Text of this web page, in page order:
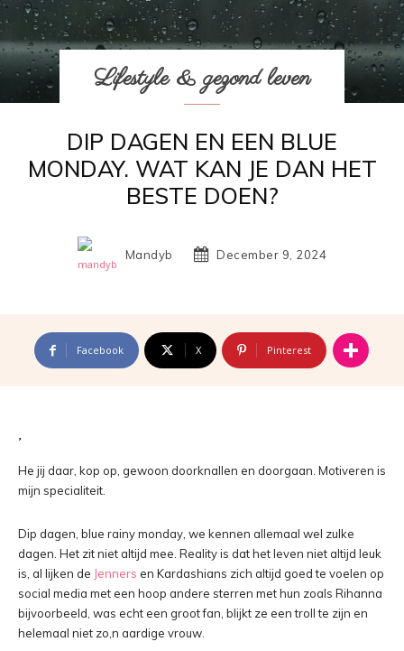
Lifestyle & gezond leven
DIP DAGEN EN EEN BLUE
MONDAY. WAT KAN JE DAN HET
BESTE DOEN?
Mandyb December 9, 2024
Facebook X Pinterest
He jij daar, kop op, gewoon doorknallen en doorgaan. Motiveren is
mijn specialiteit.
Dip dagen, blue rainy monday, we kennen allemaal wel zulke
dagen. Het zit niet altijd mee. Reality is dat het leven niet altijd leuk
is, al lijken de Jenners en Kardashians zich altijd goed te voelen op
social media met een hoop andere sterren met hun zoals Rihanna
bijvoorbeeld, was echt een groot fan, blijkt ze een troll te zijn en
helemaal niet zo,n aardige vrouw.